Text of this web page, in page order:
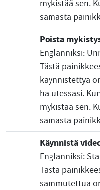
mykistää sen.
samasta
Poista
Englanniksi:
Tästä
käynnistettyä
halutessasi.
mykistää sen.
samasta
Käynnistä
Englanniksi:
Tästä
sammutettua